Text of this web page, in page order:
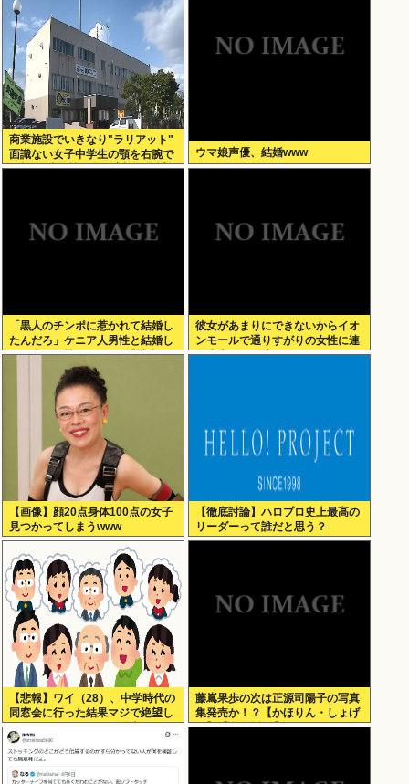
商業施設でいきなり"ラリアット"
面識ない女子中学生の顎を右腕で
殴打 22歳女性を暴行容疑で逮捕
ウマ娘声優、結婚www
「黒人のチンポに惹かれて結婚し
たんだろ」ケニア人男性と結婚し
た日本人女性（31）に”誹謗中
彼女があまりにできないからイオ
ンモールで通りすがりの女性に連
絡先書いた紙渡すよ
【画像】顔20点身体100点の女子
見つかってしまうwww
【徹底討論】ハロプロ史上最高の
リーダーって誰だと思う？
【悲報】ワイ（28）、中学時代の
同窓会に行った結果マジで絶望し
てしまう・・・・・・理由がこち
ら・・・・・・
藤嶌果歩の次は正源司陽子の写真
集発売か！？【かほりん・しょげ
こ】【日向坂46】